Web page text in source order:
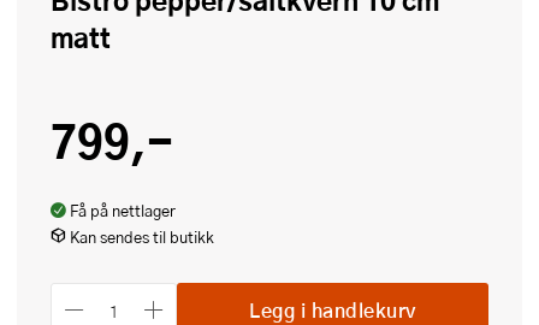
matt
799,-
Få på nettlager
Kan sendes til butikk
Legg i handlekurv